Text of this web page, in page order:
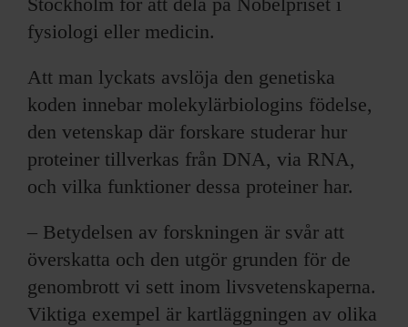
fysiologi eller medicin.
Att man lyckats avslöja den genetiska
koden innebar molekylärbiologins födelse,
den vetenskap där forskare studerar hur
proteiner tillverkas från DNA, via RNA,
och vilka funktioner dessa proteiner har.
– Betydelsen av forskningen är svår att
överskatta och den utgör grunden för de
genombrott vi sett inom livsvetenskaperna.
Viktiga exempel är kartläggningen av olika